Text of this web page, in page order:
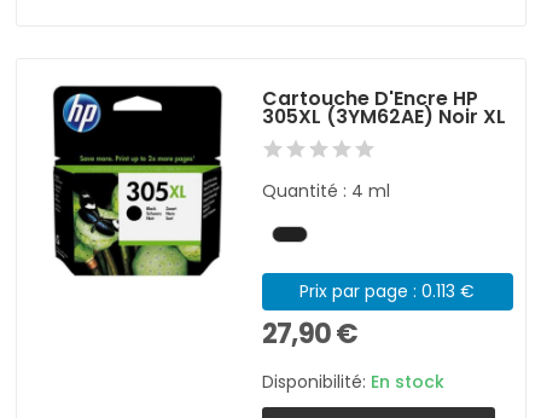
Cartouche D'Encre HP
305XL (3YM62AE) Noir XL
Quantité : 4 ml
Prix par page : 0.113 €
27,90 €
Disponibilité: En stock